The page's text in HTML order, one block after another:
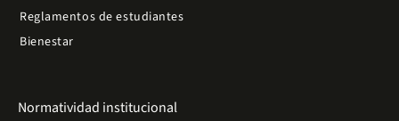
Reglamentos de estudiantes
Bienestar
Normatividad institucional